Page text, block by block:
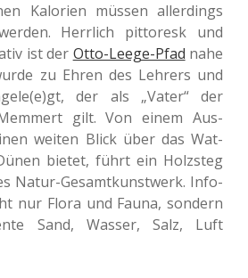
Kalo­rien müssen aller­dings
Herr­lich pit­to­resk und
ist der Otto-Leege-Pfad nahe
zu Ehren des Leh­rers und
der als „Vater“ der
gilt. Von einem Aus­
weiten Blick über das Wat­
bietet, führt ein Holz­steg
Natur-Gesamt­kunst­werk. Info­
nur Flora und Fauna, son­dern
Sand, Wasser, Salz, Luft